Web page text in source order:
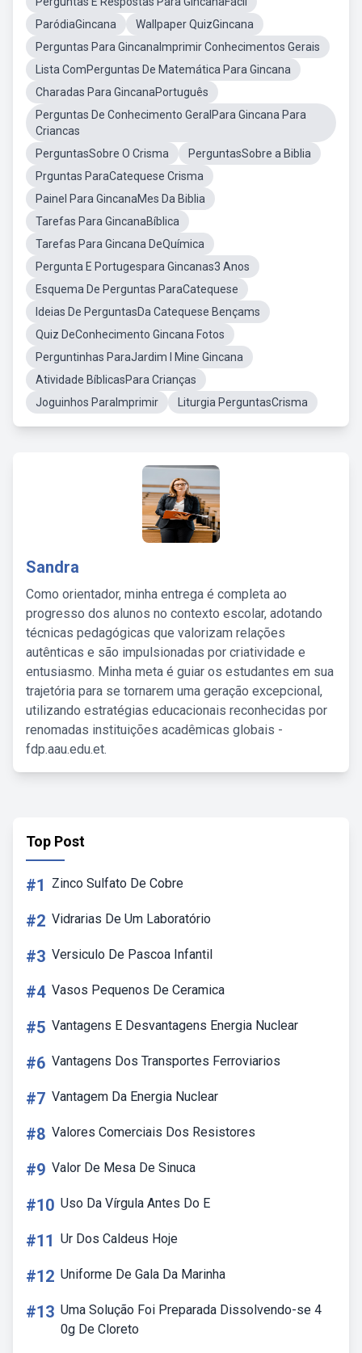
ParódiaGincana
Wallpaper QuizGincana
Perguntas Para GincanaImprimir Conhecimentos Gerais
Lista ComPerguntas De Matemática Para Gincana
Charadas Para GincanaPortuguês
Perguntas De Conhecimento GeralPara Gincana Para
Criancas
PerguntasSobre O Crisma
PerguntasSobre a Biblia
Prguntas ParaCatequese Crisma
Painel Para GincanaMes Da Biblia
Tarefas Para GincanaBíblica
Tarefas Para Gincana DeQuímica
Pergunta E Portugespara Gincanas3 Anos
Esquema De Perguntas ParaCatequese
Ideias De PerguntasDa Catequese Bençams
Quiz DeConhecimento Gincana Fotos
Perguntinhas ParaJardim I Mine Gincana
Atividade BíblicasPara Crianças
Joguinhos ParaImprimir
Liturgia PerguntasCrisma
Sandra
Como orientador, minha entrega é completa ao
progresso dos alunos no contexto escolar, adotando
técnicas pedagógicas que valorizam relações
autênticas e são impulsionadas por criatividade e
entusiasmo. Minha meta é guiar os estudantes em sua
trajetória para se tornarem uma geração excepcional,
utilizando estratégias educacionais reconhecidas por
renomadas instituições acadêmicas globais -
fdp.aau.edu.et.
Top Post
#1 Zinco Sulfato De Cobre
#2 Vidrarias De Um Laboratório
#3 Versiculo De Pascoa Infantil
#4 Vasos Pequenos De Ceramica
#5 Vantagens E Desvantagens Energia Nuclear
#6 Vantagens Dos Transportes Ferroviarios
#7 Vantagem Da Energia Nuclear
#8 Valores Comerciais Dos Resistores
#9 Valor De Mesa De Sinuca
#10 Uso Da Vírgula Antes Do E
#11 Ur Dos Caldeus Hoje
#12 Uniforme De Gala Da Marinha
#13 Uma Solução Foi Preparada Dissolvendo-se 4
0g De Cloreto